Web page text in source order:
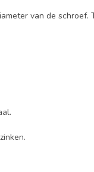
van de